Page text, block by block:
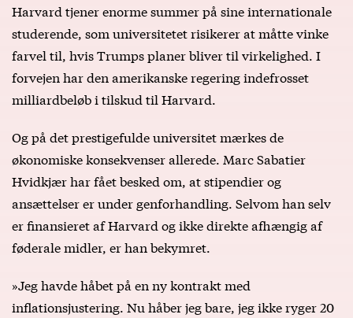
Harvard tjener enorme summer på sine internationale
studerende, som universitetet risikerer at måtte vinke
farvel til, hvis Trumps planer bliver til virkelighed. I
forvejen har den amerikanske regering indefrosset
milliardbeløb i tilskud til Harvard.
Og på det prestigefulde universitet mærkes de
økonomiske konsekvenser allerede. Marc Sabatier
Hvidkjær har fået besked om, at stipendier og
ansættelser er under genforhandling. Selvom han selv
er finansieret af Harvard og ikke direkte afhængig af
føderale midler, er han bekymret.
»Jeg havde håbet på en ny kontrakt med
inflationsjustering. Nu håber jeg bare, jeg ikke ryger 20